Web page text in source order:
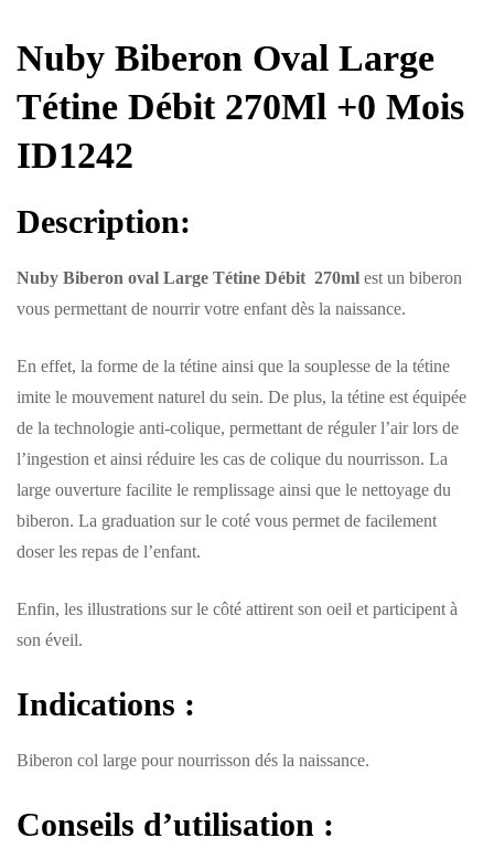
Nuby Biberon Oval Large
Tétine Débit 270Ml +0 Mois
ID1242
Description:
Nuby Biberon oval Large Tétine Débit 270ml est un biberon
vous permettant de nourrir votre enfant dès la naissance.
En effet, la forme de la tétine ainsi que la souplesse de la tétine
imite le mouvement naturel du sein. De plus, la tétine est équipée
de la technologie anti-colique, permettant de réguler l’air lors de
l’ingestion et ainsi réduire les cas de colique du nourrisson. La
large ouverture facilite le remplissage ainsi que le nettoyage du
biberon. La graduation sur le coté vous permet de facilement
doser les repas de l’enfant.
Enfin, les illustrations sur le côté attirent son oeil et participent à
son éveil.
Indications :
Biberon col large pour nourrisson dés la naissance.
Conseils d’utilisation :